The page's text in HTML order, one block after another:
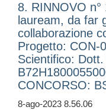
8. RINNOVO
lauream, da far
collaborazione
Progetto: CON-
Scientifico:
CONCORSO:
8-ago-2023 8.56.06